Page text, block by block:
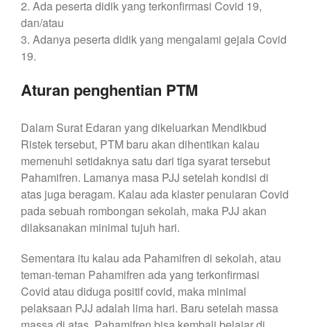
2. Ada peserta didik yang terkonfirmasi Covid 19,
dan/atau
3. Adanya peserta didik yang mengalami gejala Covid
19.
Aturan penghentian PTM
Dalam Surat Edaran yang dikeluarkan Mendikbud
Ristek tersebut, PTM baru akan dihentikan kalau
memenuhi setidaknya satu dari tiga syarat tersebut
Pahamifren. Lamanya masa PJJ setelah kondisi di
atas juga beragam. Kalau ada klaster penularan Covid
pada sebuah rombongan sekolah, maka PJJ akan
dilaksanakan minimal tujuh hari.
Sementara itu kalau ada Pahamifren di sekolah, atau
teman-teman Pahamifren ada yang terkonfirmasi
Covid atau diduga positif covid, maka minimal
pelaksaan PJJ adalah lima hari. Baru setelah massa